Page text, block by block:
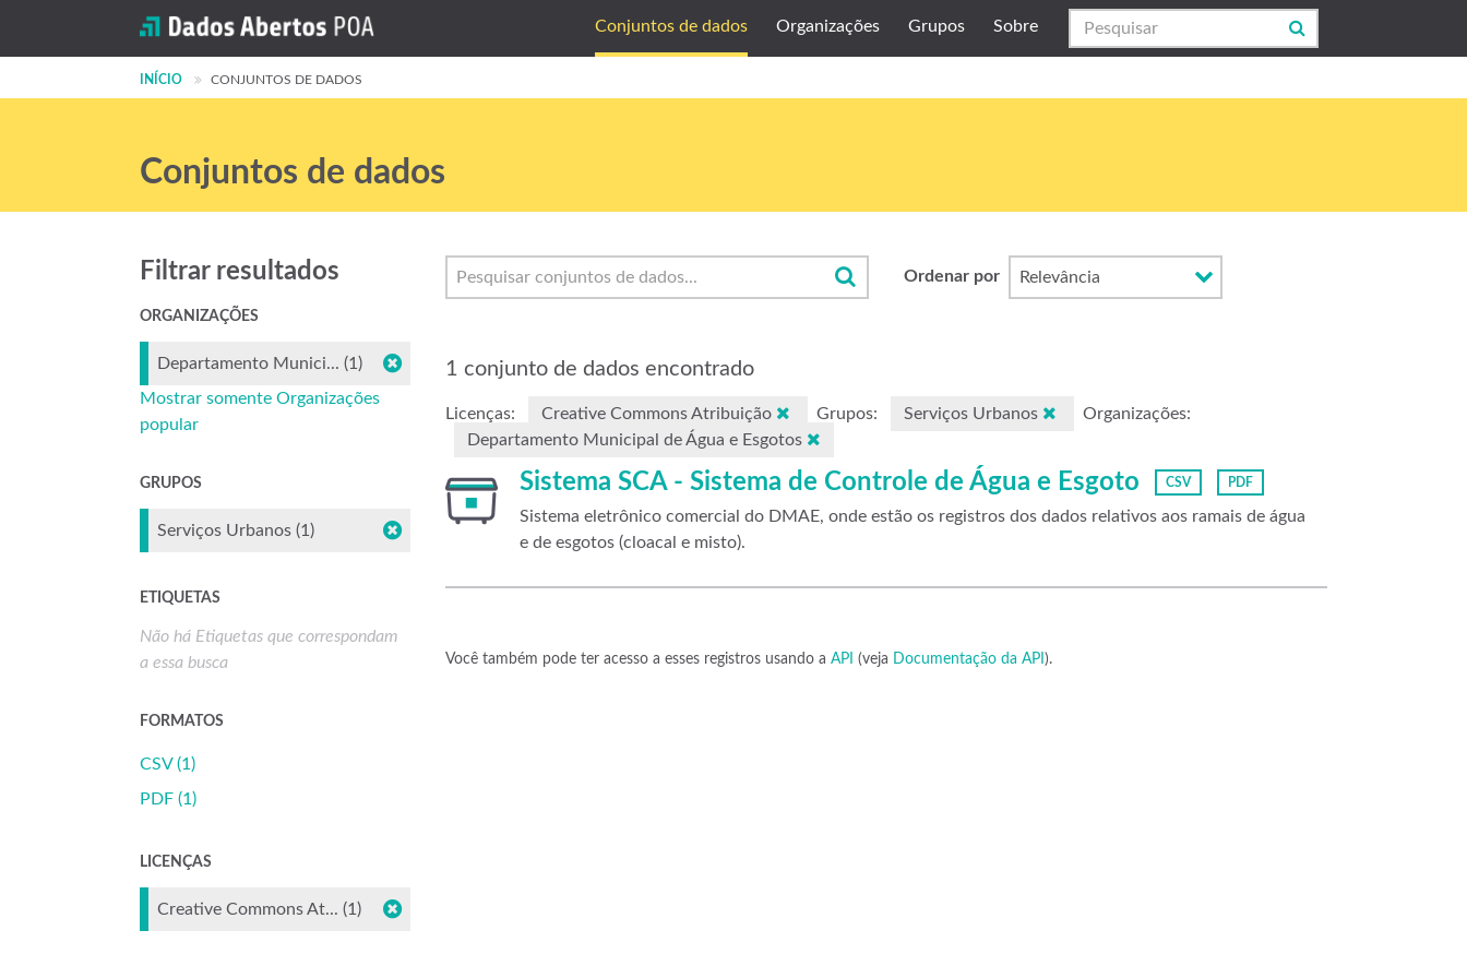
Conjuntos de dados Organizações Grupos Sobre
INÍCIO CONJUNTOS DE DADOS
Conjuntos de dados
Ordenar por
1 conjunto de dados encontrado
Licenças: Creative Commons Atribuição Grupos: Serviços Urbanos
Organizações:
Departamento Municipal de Água e Esgotos
Sistema SCA - Sistema de Controle de Água e Esgoto CSV PDF
Sistema eletrônico comercial do DMAE, onde estão os registros dos dados relativos aos ramais de água
e de esgotos (cloacal e misto).
Você também pode ter acesso a esses registros usando a API (veja Documentação da API ).
Filtrar resultados
ORGANIZAÇÕES
Departamento Munici... (1)
Mostrar somente Organizações
popular
GRUPOS
Serviços Urbanos (1)
ETIQUETAS
Não há Etiquetas que correspondam
a essa busca
FORMATOS
CSV (1)
PDF (1)
LICENÇAS
Creative Commons At... (1)